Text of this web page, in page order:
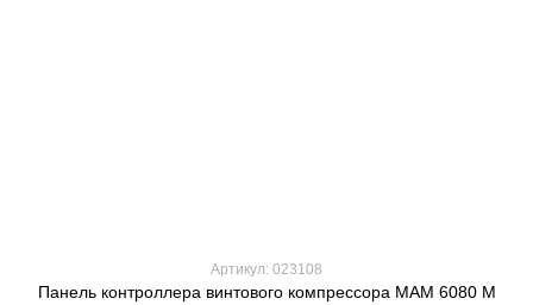
Артикул: 023108
Панель контроллера винтового компрессора МАМ 6080 М